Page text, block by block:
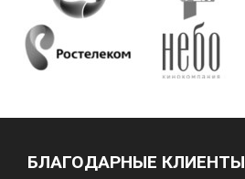
БЛАГОДАРНЫЕ КЛИЕНТЫ